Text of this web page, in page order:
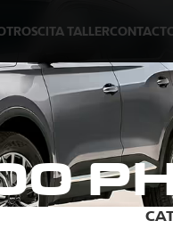
CITA TALLER